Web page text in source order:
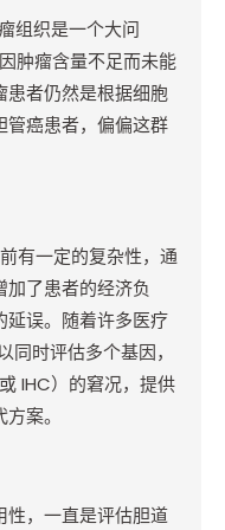
组织是一个大问
肿瘤含量不足而未能
患者仍然是根据细胞
管癌患者，偏偏这群
有一定的复杂性，通
加了患者的经济负
延误。随着许多医疗
同时评估多个基因，
或IHC）的窘况，提供
案。
性，一直是评估胆道